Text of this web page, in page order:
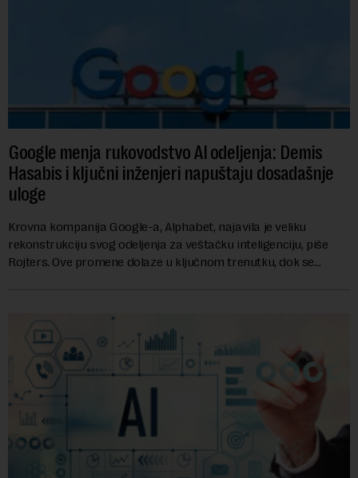
Google menja rukovodstvo AI odeljenja: Demis
Hasabis i ključni inženjeri napuštaju dosadašnje
uloge
Krovna kompanija Google-a, Alphabet, najavila je veliku
rekonstrukciju svog odeljenja za veštačku inteligenciju, piše
Rojters. Ove promene dolaze u ključnom trenutku, dok se